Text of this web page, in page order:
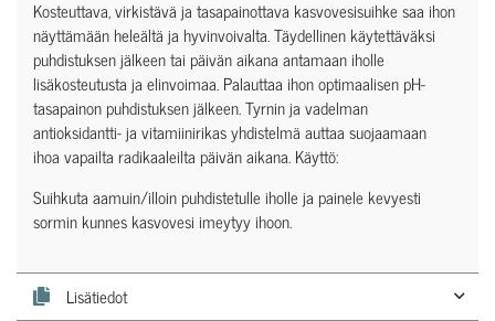
Kosteuttava, virkistävä ja tasapainottava kasvovesisuihke saa ihon
näyttämään heleältä ja hyvinvoivalta. Täydellinen käytettäväksi
puhdistuksen jälkeen tai päivän aikana antamaan iholle
lisäkosteutusta ja elinvoimaa. Palauttaa ihon optimaalisen pH-
tasapainon puhdistuksen jälkeen. Tyrnin ja vadelman
antioksidantti- ja vitamiinirikas yhdistelmä auttaa suojaamaan
ihoa vapailta radikaaleilta päivän aikana. Käyttö:
Suihkuta aamuin/illoin puhdistetulle iholle ja painele kevyesti
sormin kunnes kasvovesi imeytyy ihoon.
Lisätiedot